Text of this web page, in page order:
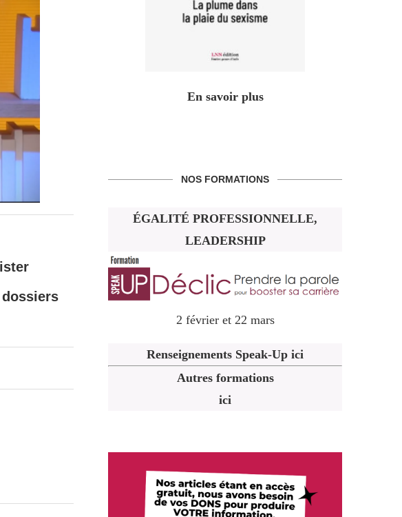
En savoir plus
NOS FORMATIONS
ÉGALITÉ PROFESSIONNELLE,
LEADERSHIP
2 février et 22 mars
Renseignements Speak-Up ici
Autres formations
ici